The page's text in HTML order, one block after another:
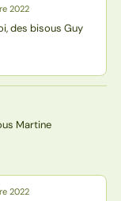
2022
des bisous Guy
Martine
2022